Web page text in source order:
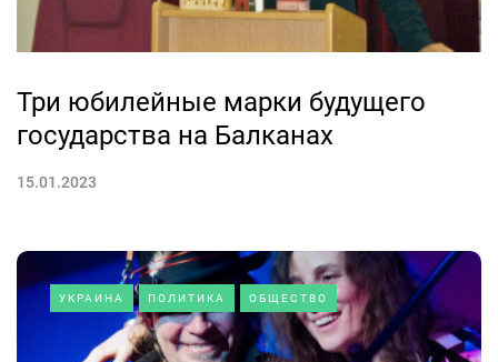
Три юбилейные марки будущего
государства на Балканах
15.01.2023
УКРАИНА ПОЛИТИКА ОБЩЕСТВО